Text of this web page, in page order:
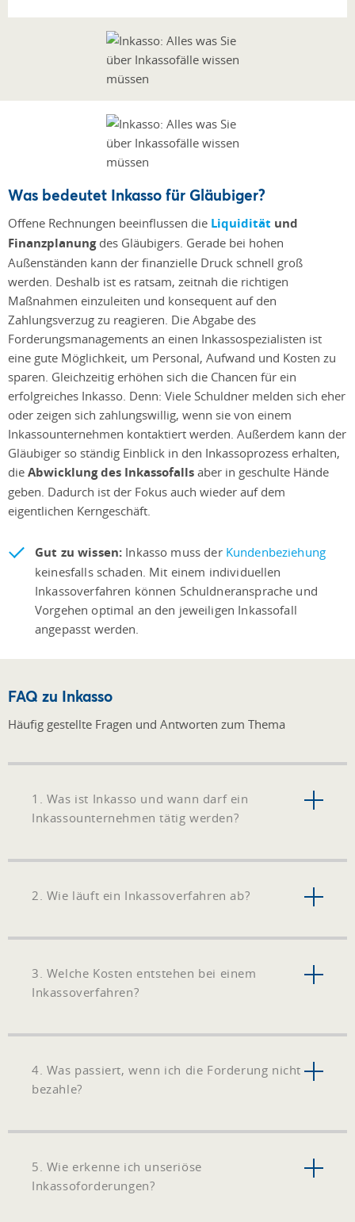
Was bedeutet Inkasso für Gläubiger?
Offene Rechnungen beeinflussen die Liquidität und
Finanzplanungdes Gläubigers. Gerade bei hohen
Außenständen kann der finanzielle Druck schnell groß
werden. Deshalb ist es ratsam, zeitnah die richtigen
Maßnahmen einzuleiten und konsequent auf den
Zahlungsverzug zu reagieren. Die Abgabe des
Forderungsmanagements an einen Inkassospezialisten ist
eine gute Möglichkeit, um Personal, Aufwand und Kosten zu
sparen. Gleichzeitig erhöhen sich die Chancen für ein
erfolgreiches Inkasso. Denn: Viele Schuldner melden sich eher
oder zeigen sich zahlungswillig, wenn sie von einem
Inkassounternehmen kontaktiert werden. Außerdem kann der
Gläubiger so ständig Einblick in den Inkassoprozess erhalten,
die Abwicklung des Inkassofalls aber in geschulte Hände
geben. Dadurch ist der Fokus auch wieder auf dem
eigentlichen Kerngeschäft.
Gut zu wissen: Inkasso muss der Kundenbeziehung
keinesfalls schaden. Mit einem individuellen
Inkassoverfahren können Schuldneransprache und
Vorgehen optimal an den jeweiligen Inkassofall
angepasst werden.
FAQ zu Inkasso
Häufig gestellte Fragen und Antworten zum Thema
1. Was ist Inkasso und wann darf ein
Inkassounternehmen tätig werden?
2. Wie läuft ein Inkassoverfahren ab?
3. Welche Kosten entstehen bei einem
Inkassoverfahren?
4. Was passiert, wenn ich die Forderung nicht
bezahle?
5. Wie erkenne ich unseriöse
Inkassoforderungen?